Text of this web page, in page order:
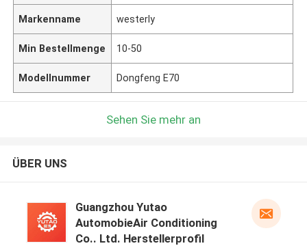
Markenname westerly
Min Bestellmenge 10-50
Modellnummer Dongfeng E70
Sehen Sie mehr an
ÜBER UNS
Guangzhou Yutao
AutomobieAir Conditioning
Co.. Ltd. Herstellerprofil